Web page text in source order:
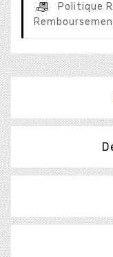
Politique